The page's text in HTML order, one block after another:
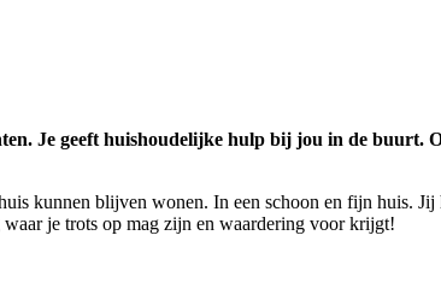
Je geeft huishoudelijke hulp bij jou in de buurt.
kunnen blijven wonen. In een schoon en fijn huis.
je trots op mag zijn en waardering voor krijgt!